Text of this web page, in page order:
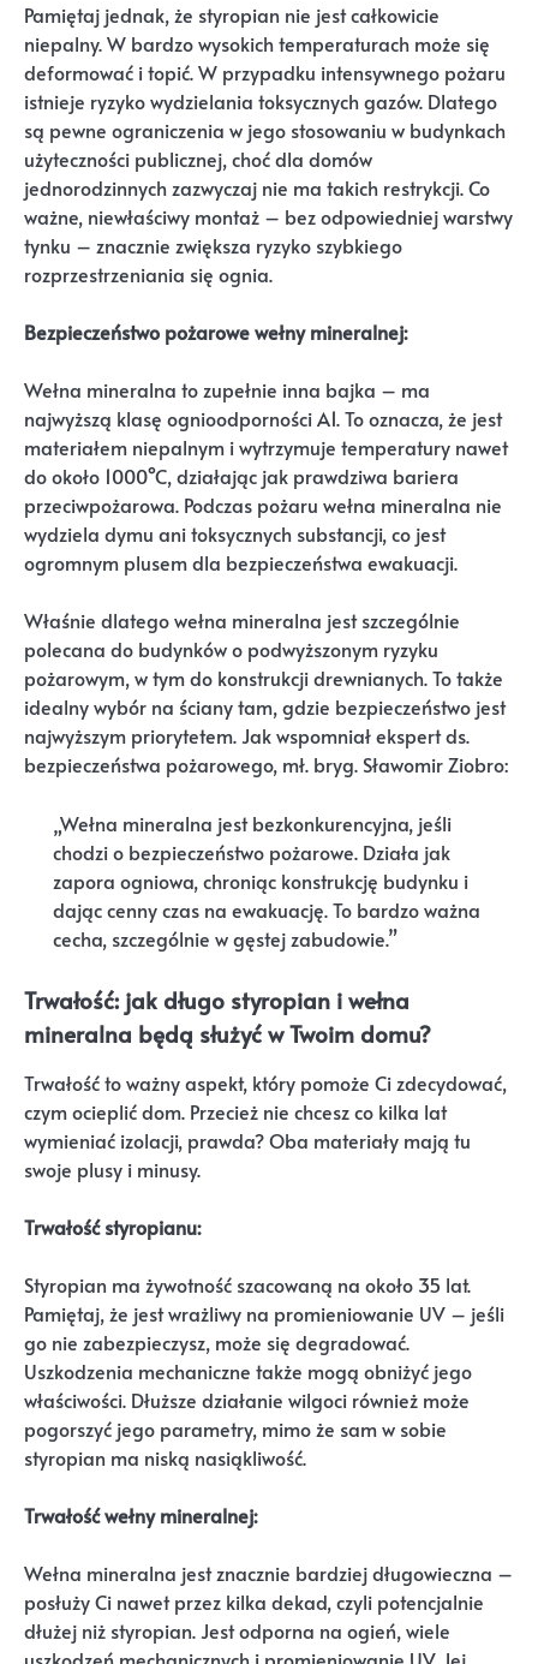
Pamiętaj jednak, że styropian nie jest całkowicie
niepalny. W bardzo wysokich temperaturach może się
deformować i topić. W przypadku intensywnego pożaru
istnieje ryzyko wydzielania toksycznych gazów. Dlatego
są pewne ograniczenia w jego stosowaniu w budynkach
użyteczności publicznej, choć dla domów
jednorodzinnych zazwyczaj nie ma takich restrykcji. Co
ważne, niewłaściwy montaż – bez odpowiedniej warstwy
tynku – znacznie zwiększa ryzyko szybkiego
rozprzestrzeniania się ognia.
Bezpieczeństwo pożarowe wełny mineralnej:
Wełna mineralna to zupełnie inna bajka – ma
najwyższą klasę ognioodporności A1. To oznacza, że jest
materiałem niepalnym i wytrzymuje temperatury nawet
do około 1000°C, działając jak prawdziwa bariera
przeciwpożarowa. Podczas pożaru wełna mineralna nie
wydziela dymu ani toksycznych substancji, co jest
ogromnym plusem dla bezpieczeństwa ewakuacji.
Właśnie dlatego wełna mineralna jest szczególnie
polecana do budynków o podwyższonym ryzyku
pożarowym, w tym do konstrukcji drewnianych. To także
idealny wybór na ściany tam, gdzie bezpieczeństwo jest
najwyższym priorytetem. Jak wspomniał ekspert ds.
bezpieczeństwa pożarowego, mł. bryg. Sławomir Ziobro:
„Wełna mineralna jest bezkonkurencyjna, jeśli
chodzi o bezpieczeństwo pożarowe. Działa jak
zapora ogniowa, chroniąc konstrukcję budynku i
dając cenny czas na ewakuację. To bardzo ważna
cecha, szczególnie w gęstej zabudowie.”
Trwałość: jak długo styropian i wełna
mineralna będą służyć w Twoim domu?
Trwałość to ważny aspekt, który pomoże Ci zdecydować,
czym ocieplić dom. Przecież nie chcesz co kilka lat
wymieniać izolacji, prawda? Oba materiały mają tu
swoje plusy i minusy.
Trwałość styropianu:
Styropian ma żywotność szacowaną na około 35 lat.
Pamiętaj, że jest wrażliwy na promieniowanie UV – jeśli
go nie zabezpieczysz, może się degradować.
Uszkodzenia mechaniczne także mogą obniżyć jego
właściwości. Dłuższe działanie wilgoci również może
pogorszyć jego parametry, mimo że sam w sobie
styropian ma niską nasiąkliwość.
Trwałość wełny mineralnej:
Wełna mineralna jest znacznie bardziej długowieczna –
posłuży Ci nawet przez kilka dekad, czyli potencjalnie
dłużej niż styropian. Jest odporna na ogień, wiele